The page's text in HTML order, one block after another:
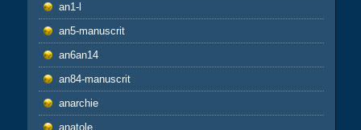
an1-l
an5-manuscrit
an6an14
an84-manuscrit
anarchie
anatole